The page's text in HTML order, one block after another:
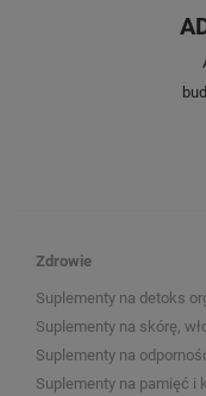
Zdrowie
Suplementy na detoks
Suplementy na skórę,
Suplementy na
Suplementy na pamięć i